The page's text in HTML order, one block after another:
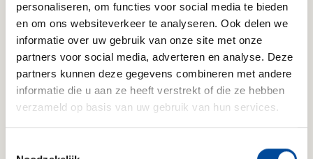
personaliseren, om functies voor social media te bieden
en om ons websiteverkeer te analyseren. Ook delen we
informatie over uw gebruik van onze site met onze
partners voor social media, adverteren en analyse. Deze
partners kunnen deze gegevens combineren met andere
informatie die u aan ze heeft verstrekt of die ze hebben
verzameld op basis van uw gebruik van hun services.
Kinderen
3-12 jaar - +
Baby's
0-2 jaar - +